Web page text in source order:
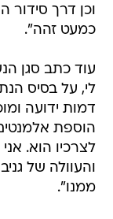
וכן דרך סידור
כמעט זהה".
עוד כתב סגן
לי, על בסיס
דמות ידועה
הוספת אלמנטים
לצרכיו הוא.
והעוולה של
ממנו".